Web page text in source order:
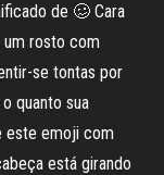
de 🥴 Cara
um rosto com
se tontas por
quanto sua
este emoji com
está girando